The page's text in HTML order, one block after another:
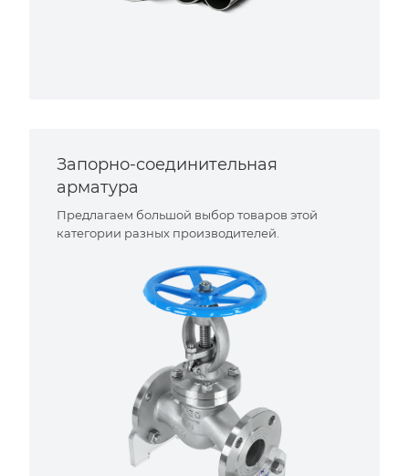
Запорно-соединительная
арматура
Предлагаем большой выбор товаров этой
категории разных производителей.